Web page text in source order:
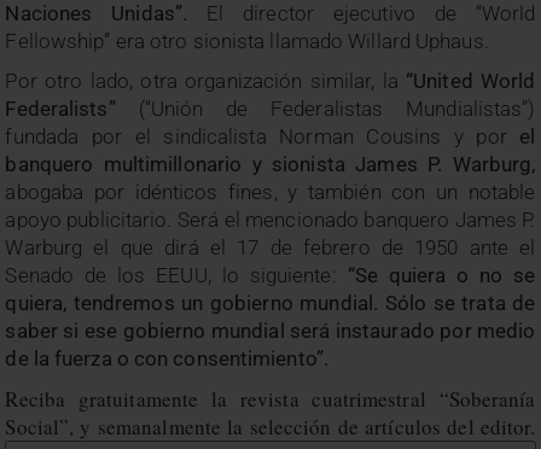
Naciones Unidas”. El director ejecutivo de “World
Fellowship” era otro sionista llamado Willard Uphaus.
Por otro lado, otra organización similar, la “United World
Federalists” (“Unión de Federalistas Mundialistas”)
fundada por el sindicalista Norman Cousins y por el
banquero multimillonario y sionista James P. Warburg,
abogaba por idénticos fines, y también con un notable
apoyo publicitario. Será el mencionado banquero James P.
Warburg el que dirá el 17 de febrero de 1950 ante el
Senado de los EEUU, lo siguiente: “Se quiera o no se
quiera, tendremos un gobierno mundial. Sólo se trata de
saber si ese gobierno mundial será instaurado por medio
de la fuerza o con consentimiento”.
Reciba gratuitamente la revista cuatrimestral “Soberanía
Social”, y semanalmente la selección de artículos del editor.